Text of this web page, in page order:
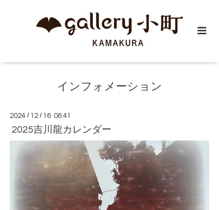
インフォメーション
2024 / 12 / 16 06:41
2025吉川龍カレンダー